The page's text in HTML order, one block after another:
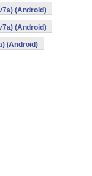
(Android)
(Android)
(Android)